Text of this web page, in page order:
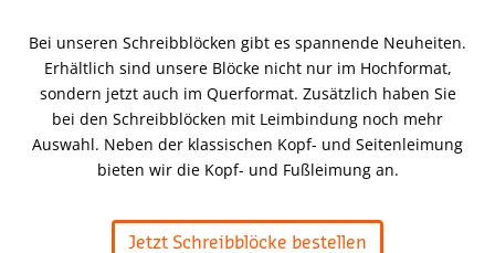
Bei unseren Schreibblöcken gibt es spannende Neuheiten.
Erhältlich sind unsere Blöcke nicht nur im Hochformat,
sondern jetzt auch im Querformat. Zusätzlich haben Sie
bei den Schreibblöcken mit Leimbindung noch mehr
Auswahl. Neben der klassischen Kopf- und Seitenleimung
bieten wir die Kopf- und Fußleimung an.
Jetzt Schreibblöcke bestellen